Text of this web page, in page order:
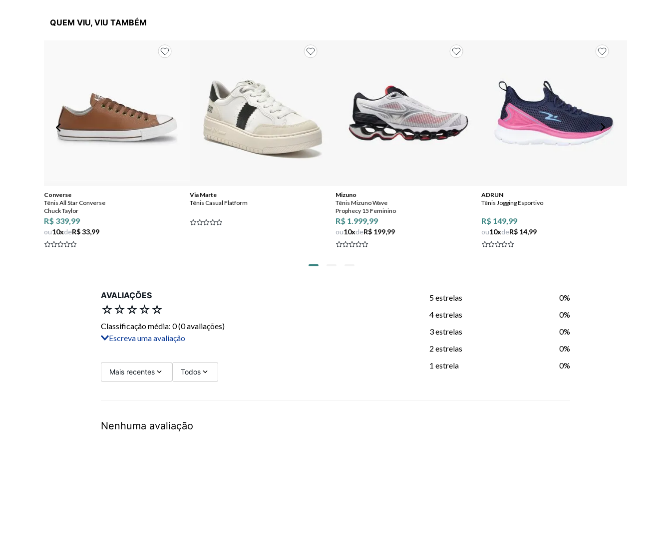
QUEM VIU, VIU TAMBÉM
Converse
Tênis All Star Converse
Chuck Taylor
R$ 339,99
ou10xdeR$ 33,99
Via Marte
Tênis Casual Flatform
Mizuno
Tênis Mizuno Wave
Prophecy 15 Feminino
R$ 1.999,99
ou10xdeR$ 199,99
ADRUN
Tênis Jogging Esportivo
R$ 149,99
ou10xdeR$ 14,99
AVALIAÇÕES
☆☆☆☆☆
Classificação média: 0(0 avaliações)
5 estrelas
0%
4 estrelas
0%
3 estrelas
0%
2 estrelas
0%
1 estrela
0%
Escreva uma avaliação
Título
Avalie o produto de 1 a 5 estrelas
Seu nome
Mais recentes Todos
Nenhuma avaliação